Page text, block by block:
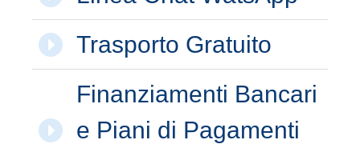
Trasporto Gratuito
Finanziamenti Bancari
e Piani di Pagamenti